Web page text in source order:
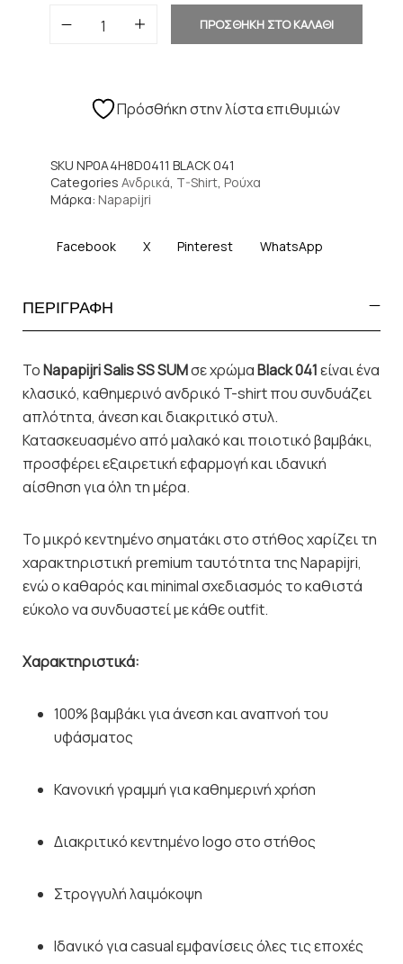
ΠΡΟΣΘΗΚΗ ΣΤΟ ΚΑΛΑΘΙ
Πρόσθήκη στην λίστα επιθυμιών
SKU NP0A4H8D0411 BLACK 041
Categories Ανδρικά, T-Shirt, Ρούχα
Μάρκα: Napapijri
Facebook X Pinterest WhatsApp
ΠΕΡΙΓΡΑΦΗ
ΤοNapapijri Salis SS SUMσε χρώμαBlack 041είναι ένα
κλασικό, καθημερινό ανδρικό T-shirt που συνδυάζει
απλότητα, άνεση και διακριτικό στυλ.
Κατασκευασμένο από μαλακό και ποιοτικό βαμβάκι,
προσφέρει εξαιρετική εφαρμογή και ιδανική
αίσθηση για όλη τη μέρα.
Το μικρό κεντημένο σηματάκι στο στήθος χαρίζει τη
χαρακτηριστική premium ταυτότητα της Napapijri,
ενώ ο καθαρός και minimal σχεδιασμός το καθιστά
εύκολο να συνδυαστεί με κάθε outfit.
Χαρακτηριστικά:
100% βαμβάκι για άνεση και αναπνοή του
υφάσματος
Κανονική γραμμή για καθημερινή χρήση
Διακριτικό κεντημένο logo στο στήθος
Στρογγυλή λαιμόκοψη
Ιδανικό για casual εμφανίσεις όλες τις εποχές